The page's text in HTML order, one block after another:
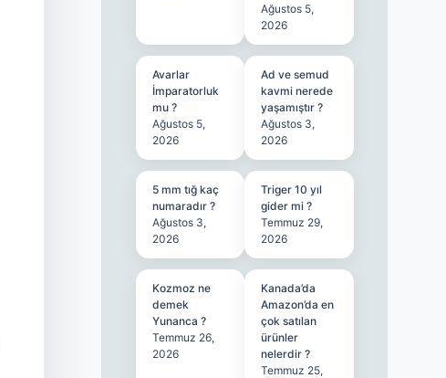
Ağustos 5,
2026
Avarlar
İmparatorluk
mu ?
Ağustos 5,
2026
Ad ve semud
kavmi nerede
yaşamıştır ?
Ağustos 3,
2026
5 mm tığ kaç
numaradır ?
Ağustos 3,
2026
Triger 10 yıl
gider mi ?
Temmuz 29,
2026
Kozmoz ne
demek
Yunanca ?
Temmuz 26,
2026
Kanada’da
Amazon’da en
çok satılan
ürünler
nelerdir ?
Temmuz 25,